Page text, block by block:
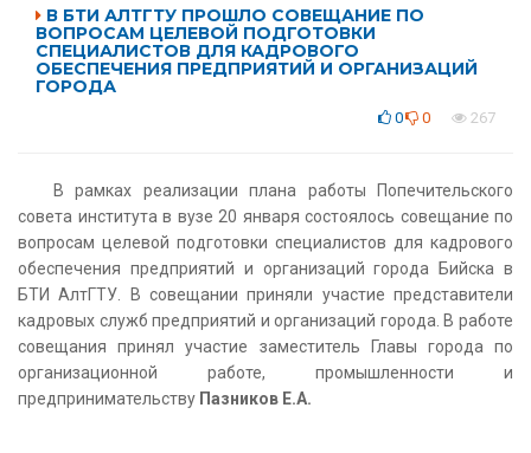
В БТИ АЛТГТУ ПРОШЛО СОВЕЩАНИЕ ПО
ВОПРОСАМ ЦЕЛЕВОЙ ПОДГОТОВКИ
СПЕЦИАЛИСТОВ ДЛЯ КАДРОВОГО
ОБЕСПЕЧЕНИЯ ПРЕДПРИЯТИЙ И ОРГАНИЗАЦИЙ
ГОРОДА
0 0 267
В рамках реализации плана работы Попечительского
совета института в вузе 20 января состоялось совещание по
вопросам целевой подготовки специалистов для кадрового
обеспечения предприятий и организаций города Бийска в
БТИ АлтГТУ. В совещании приняли участие представители
кадровых служб предприятий и организаций города. В работе
совещания принял участие заместитель Главы города по
организационной работе, промышленности и
предпринимательству Пазников Е.А.